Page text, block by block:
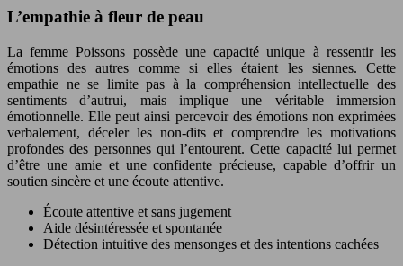
L’empathie à fleur de peau
La femme Poissons possède une capacité unique à ressentir les
émotions des autres comme si elles étaient les siennes. Cette
empathie ne se limite pas à la compréhension intellectuelle des
sentiments d’autrui, mais implique une véritable immersion
émotionnelle. Elle peut ainsi percevoir des émotions non exprimées
verbalement, déceler les non-dits et comprendre les motivations
profondes des personnes qui l’entourent. Cette capacité lui permet
d’être une amie et une confidente précieuse, capable d’offrir un
soutien sincère et une écoute attentive.
Écoute attentive et sans jugement
Aide désintéressée et spontanée
Détection intuitive des mensonges et des intentions cachées